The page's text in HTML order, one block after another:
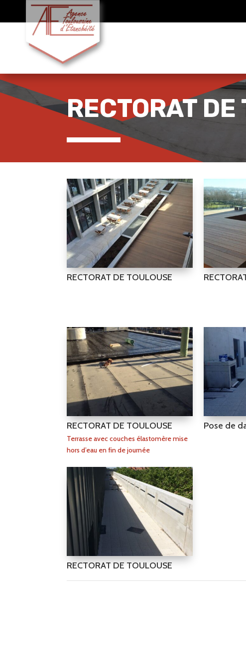
RECTORAT DE
RECTORAT DE TOULOUSE
RECTORAT DE TOULOUSE
Terrasse avec couches élastomère mise
hors d’eau en fin de journée
Pose de
RECTORAT DE TOULOUSE